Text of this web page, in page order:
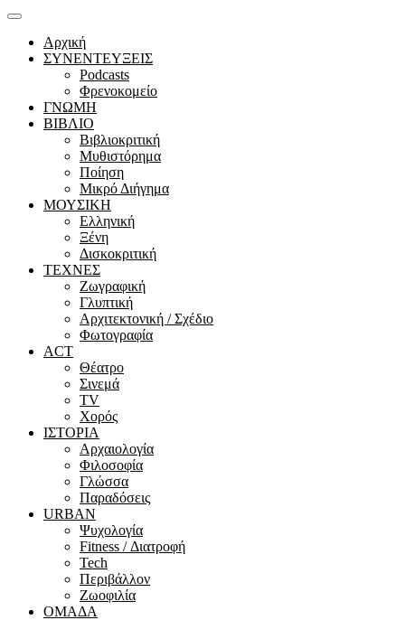
Αρχική
ΣΥΝΕΝΤΕΥΞΕΙΣ
Podcasts
Φρενοκομείο
ΓΝΩΜΗ
ΒΙΒΛΙΟ
Βιβλιοκριτική
Μυθιστόρημα
Ποίηση
Μικρό Διήγημα
ΜΟΥΣΙΚΗ
Ελληνική
Ξένη
Δισκοκριτική
ΤΕΧΝΕΣ
Ζωγραφική
Γλυπτική
Αρχιτεκτονική / Σχέδιο
Φωτογραφία
ACT
Θέατρο
Σινεμά
ΤV
Χορός
ΙΣΤΟΡΙΑ
Αρχαιολογία
Φιλοσοφία
Γλώσσα
Παραδόσεις
URBAN
Ψυχολογία
Fitness / Διατροφή
Tech
Περιβάλλον
Ζωοφιλία
ΟΜΑΔΑ